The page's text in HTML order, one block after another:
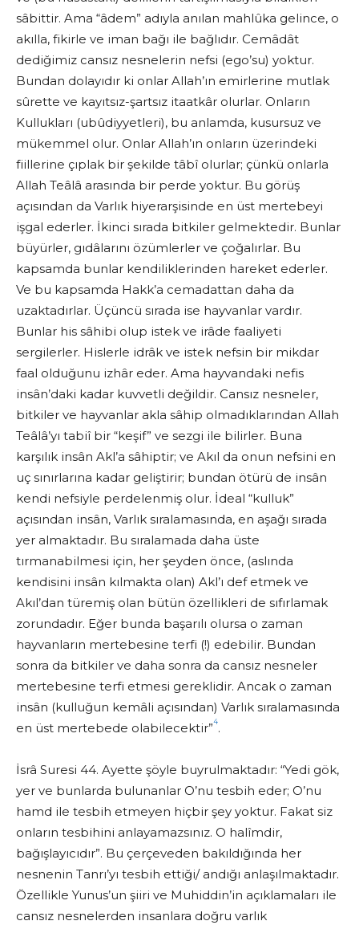
sâbittir. Ama “âdem” adıyla anılan mahlûka gelince, o
akılla, fikirle ve iman bağı ile bağlıdır. Cemâdât
dediğimiz cansız nesnelerin nefsi (ego’su) yoktur.
Bundan dolayıdır ki onlar Allah’ın emirlerine mutlak
sûrette ve kayıtsız-şartsız itaatkâr olurlar. Onların
Kullukları (ubûdiyyetleri), bu anlamda, kusursuz ve
mükemmel olur. Onlar Allah’ın onların üzerindeki
fiillerine çıplak bir şekilde tâbî olurlar; çünkü onlarla
Allah Teâlâ arasında bir perde yoktur. Bu görüş
açısından da Varlık hiyerarşisinde en üst mertebeyi
işgal ederler. İkinci sırada bitkiler gelmektedir. Bunlar
büyürler, gıdâlarını özümlerler ve çoğalırlar. Bu
kapsamda bunlar kendiliklerinden hareket ederler.
Ve bu kapsamda Hakk’a cemadattan daha da
uzaktadırlar. Üçüncü sırada ise hayvanlar vardır.
Bunlar his sâhibi olup istek ve irâde faaliyeti
sergilerler. Hislerle idrâk ve istek nefsin bir mikdar
faal olduğunu izhâr eder. Ama hayvandaki nefis
insân’daki kadar kuvvetli değildir. Cansız nesneler,
bitkiler ve hayvanlar akla sâhip olmadıklarından Allah
Teâlâ’yı tabiî bir “keşif” ve sezgi ile bilirler. Buna
karşılık insân Akl’a sâhiptir; ve Akıl da onun nefsini en
uç sınırlarına kadar geliştirir; bundan ötürü de insân
kendi nefsiyle perdelenmiş olur. İdeal “kulluk”
açısından insân, Varlık sıralamasında, en aşağı sırada
yer almaktadır. Bu sıralamada daha üste
tırmanabilmesi için, her şeyden önce, (aslında
kendisini insân kılmakta olan) Akl’ı def etmek ve
Akıl’dan türemiş olan bütün özellikleri de sıfırlamak
zorundadır. Eğer bunda başarılı olursa o zaman
hayvanların mertebesine terfi (!) edebilir. Bundan
sonra da bitkiler ve daha sonra da cansız nesneler
mertebesine terfi etmesi gereklidir. Ancak o zaman
insân (kulluğun kemâli açısından) Varlık sıralamasında
en üst mertebede olabilecektir”4.
İsrâ Suresi 44. Ayette şöyle buyrulmaktadır: “Yedi gök,
yer ve bunlarda bulunanlar O’nu tesbih eder; O’nu
hamd ile tesbih etmeyen hiçbir şey yoktur. Fakat siz
onların tesbihini anlayamazsınız. O halîmdir,
bağışlayıcıdır”. Bu çerçeveden bakıldığında her
nesnenin Tanrı’yı tesbih ettiği/ andığı anlaşılmaktadır.
Özellikle Yunus’un şiiri ve Muhiddin’in açıklamaları ile
cansız nesnelerden insanlara doğru varlık